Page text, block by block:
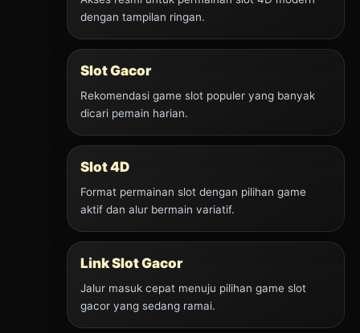
dengan tampilan ringan.
Slot Gacor
Rekomendasi game slot populer yang banyak
dicari pemain harian.
Slot 4D
Format permainan slot dengan pilihan game
aktif dan alur bermain variatif.
Link Slot Gacor
Jalur masuk cepat menuju pilihan game slot
gacor yang sedang ramai.